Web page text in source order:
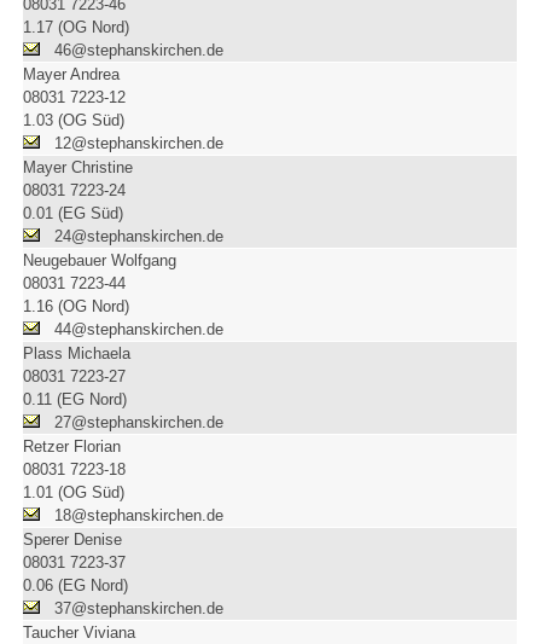
08031 7223-46
1.17 (OG Nord)
46@stephanskirchen.de
Mayer Andrea
08031 7223-12
1.03 (OG Süd)
12@stephanskirchen.de
Mayer Christine
08031 7223-24
0.01 (EG Süd)
24@stephanskirchen.de
Neugebauer Wolfgang
08031 7223-44
1.16 (OG Nord)
44@stephanskirchen.de
Plass Michaela
08031 7223-27
0.11 (EG Nord)
27@stephanskirchen.de
Retzer Florian
08031 7223-18
1.01 (OG Süd)
18@stephanskirchen.de
Sperer Denise
08031 7223-37
0.06 (EG Nord)
37@stephanskirchen.de
Taucher Viviana